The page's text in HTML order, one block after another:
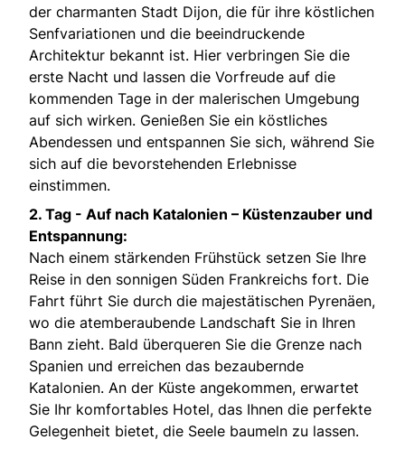
der charmanten Stadt Dijon, die für ihre köstlichen
Senfvariationen und die beeindruckende
Architektur bekannt ist. Hier verbringen Sie die
erste Nacht und lassen die Vorfreude auf die
kommenden Tage in der malerischen Umgebung
auf sich wirken. Genießen Sie ein köstliches
Abendessen und entspannen Sie sich, während Sie
sich auf die bevorstehenden Erlebnisse
einstimmen.
2. Tag - Auf nach Katalonien – Küstenzauber und
Entspannung:
Nach einem stärkenden Frühstück setzen Sie Ihre
Reise in den sonnigen Süden Frankreichs fort. Die
Fahrt führt Sie durch die majestätischen Pyrenäen,
wo die atemberaubende Landschaft Sie in Ihren
Bann zieht. Bald überqueren Sie die Grenze nach
Spanien und erreichen das bezaubernde
Katalonien. An der Küste angekommen, erwartet
Sie Ihr komfortables Hotel, das Ihnen die perfekte
Gelegenheit bietet, die Seele baumeln zu lassen.